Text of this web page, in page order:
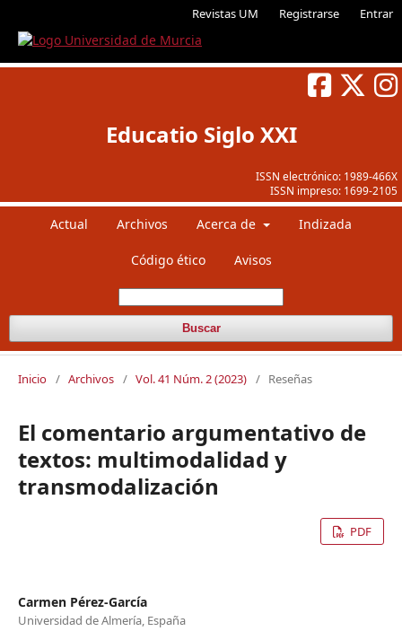
Revistas UM Registrarse Entrar
ISSN electrónico: 1989-466X
ISSN impreso: 1699-2105
Educatio Siglo XXI
Actual Archivos Acerca de Indizada
Código ético Avisos
Buscar
Inicio / Archivos / Vol. 41 Núm. 2 (2023) / Reseñas
El comentario argumentativo de
textos: multimodalidad y
transmodalización
PDF
Carmen Pérez-García
Universidad de Almería, España